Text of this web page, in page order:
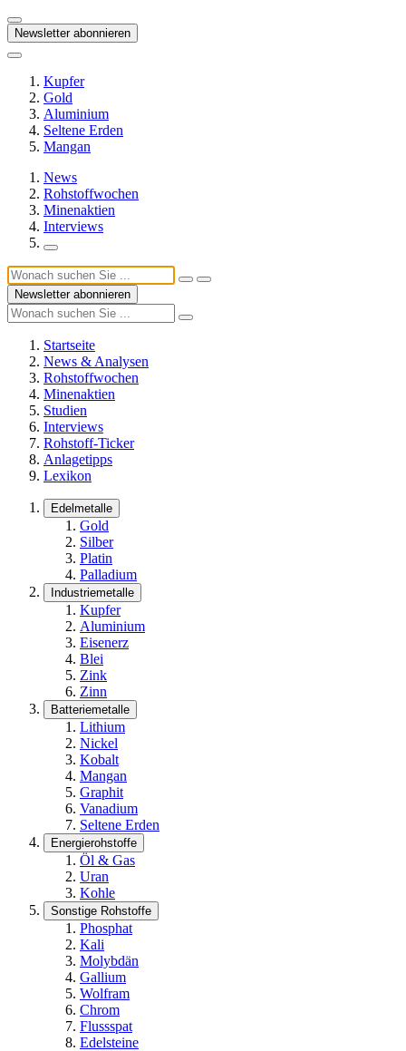
Newsletter abonnieren
Kupfer
Gold
Aluminium
Seltene Erden
Mangan
News
Rohstoffwochen
Minenaktien
Interviews
Newsletter abonnieren
Startseite
News & Analysen
Rohstoffwochen
Minenaktien
Studien
Interviews
Rohstoff-Ticker
Anlagetipps
Lexikon
Edelmetalle
Gold
Silber
Platin
Palladium
Industriemetalle
Kupfer
Aluminium
Eisenerz
Blei
Zink
Zinn
Batteriemetalle
Lithium
Nickel
Kobalt
Mangan
Graphit
Vanadium
Seltene Erden
Energierohstoffe
Öl & Gas
Uran
Kohle
Sonstige Rohstoffe
Phosphat
Kali
Molybdän
Gallium
Wolfram
Chrom
Flussspat
Edelsteine